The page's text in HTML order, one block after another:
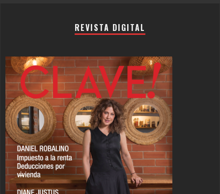
REVISTA DIGITAL